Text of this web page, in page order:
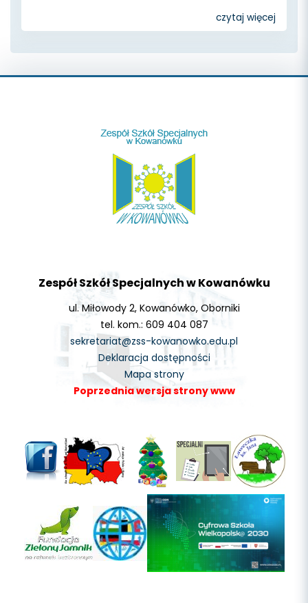
czytaj więcej
Zespół Szkół Specjalnych w Kowanówku
ul. Miłowody 2, Kowanówko, Oborniki
tel. kom.: 609 404 087
sekretariat@zss-kowanowko.edu.pl
Deklaracja dostępności
Mapa strony
Poprzednia wersja strony www